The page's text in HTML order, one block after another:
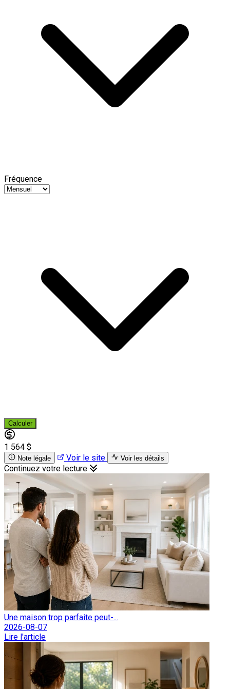
Fréquence
Calculer
1 564 $
Note légale Voir le site Voir les détails
Continuez votre lecture
Une maison trop parfaite peut-...
2026-08-07
Lire l'article